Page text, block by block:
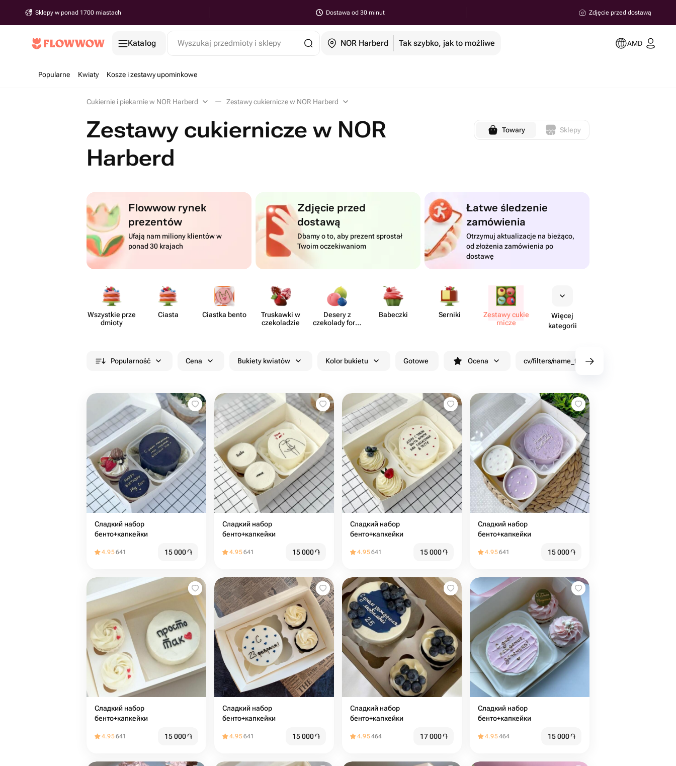
Sklepy w ponad 1700 miastach Dostawa od 30 minut Zdjęcie przed dostawą
Katalog Wyszukaj przedmioty i sklepy NOR Harberd Tak szybko, jak to możliwe AMD
Popularne Kwiaty Kosze i zestawy upominkowe
Cukiernie i piekarnie w NOR Harberd Zestawy cukiernicze w NOR Harberd
Zestawy cukiernicze w NOR
Harberd
Towary Sklepy
Flowwow rynek
prezentów
Ufają nam miliony klientów w
ponad 30 krajach
Zdjęcie przed
dostawą
Dbamy o to, aby prezent sprostał
Twoim oczekiwaniom
Łatwe śledzenie
zamówienia
Otrzymuj aktualizacje na bieżąco,
od złożenia zamówienia po
dostawę
Wszystkie prze​
dmioty
Ciasta Ciastka bento
Truskawki w
czeko​ladzie
Desery z
czekolady form​
Babeczki Serniki
Zestawy cukie​
rnicze
Więcej
kategorii
Popularność Cena Bukiety kwiatów Kolor bukietu Gotowe Ocena cv/filters/name_fast_delivery
Сладкий набор
бенто+капкейки
4.95641 15 000֏
Сладкий набор
бенто+капкейки
4.95641 15 000֏
Сладкий набор
бенто+капкейки
4.95641 15 000֏
Сладкий набор
бенто+капкейки
4.95641 15 000֏
Сладкий набор
бенто+капкейки
4.95641 15 000֏
Сладкий набор
бенто+капкейки
4.95641 15 000֏
Сладкий набор
бенто+капкейки
4.95464 17 000֏
Сладкий набор
бенто+капкейки
4.95464 15 000֏